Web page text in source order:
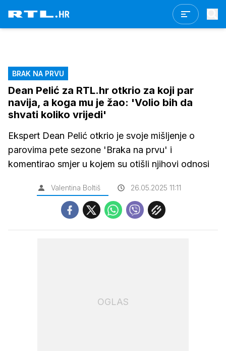
BRAK NA PRVU
Dean Pelić za RTL.hr otkrio za koji par
navija, a koga mu je žao: 'Volio bih da
shvati koliko vrijedi'
Ekspert Dean Pelić otkrio je svoje mišljenje o
parovima pete sezone 'Braka na prvu' i
komentirao smjer u kojem su otišli njihovi odnosi
Valentina Boltiš 26.05.2025 11:11
OGLAS